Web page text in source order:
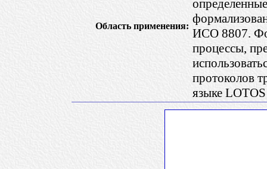
Область применения:
ИСО 8807.
процессы,
протоколов
языке LOTOS